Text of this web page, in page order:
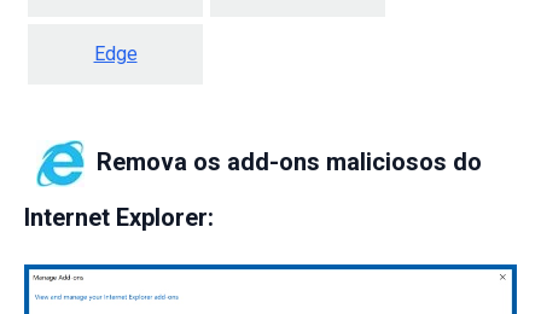
Edge
Remova os add-ons maliciosos do
Internet Explorer: